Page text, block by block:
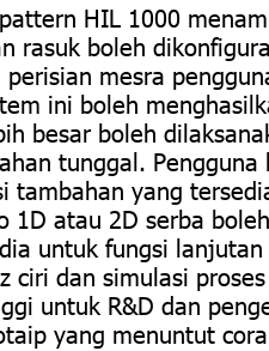
HIL 1000
rasuk boleh
mesra
ini boleh
besar boleh
tunggal.
tambahan yang
1D atau 2D serba
untuk fungsi lanjutan
ciri dan simulasi
untuk R&D dan
yang menuntut